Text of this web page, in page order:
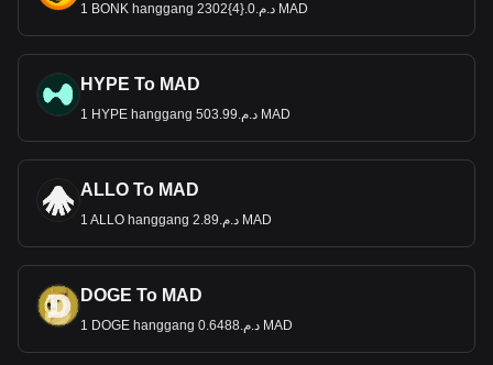
1 BONK hanggang د.م.0.{4}2302 MAD
HYPE To MAD
1 HYPE hanggang د.م.503.99 MAD
ALLO To MAD
1 ALLO hanggang د.م.2.89 MAD
DOGE To MAD
1 DOGE hanggang د.م.0.6488 MAD